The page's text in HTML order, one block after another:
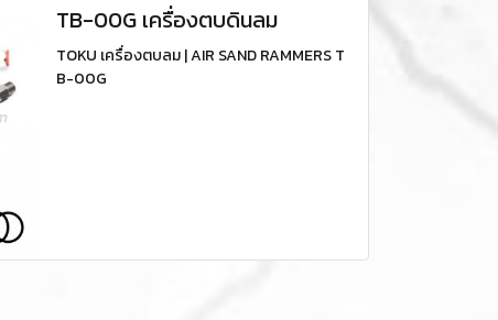
TB-00G เครื่องตบดินลม
TOKU เครื่องตบลม | AIR SAND RAMMERS T
B-00G